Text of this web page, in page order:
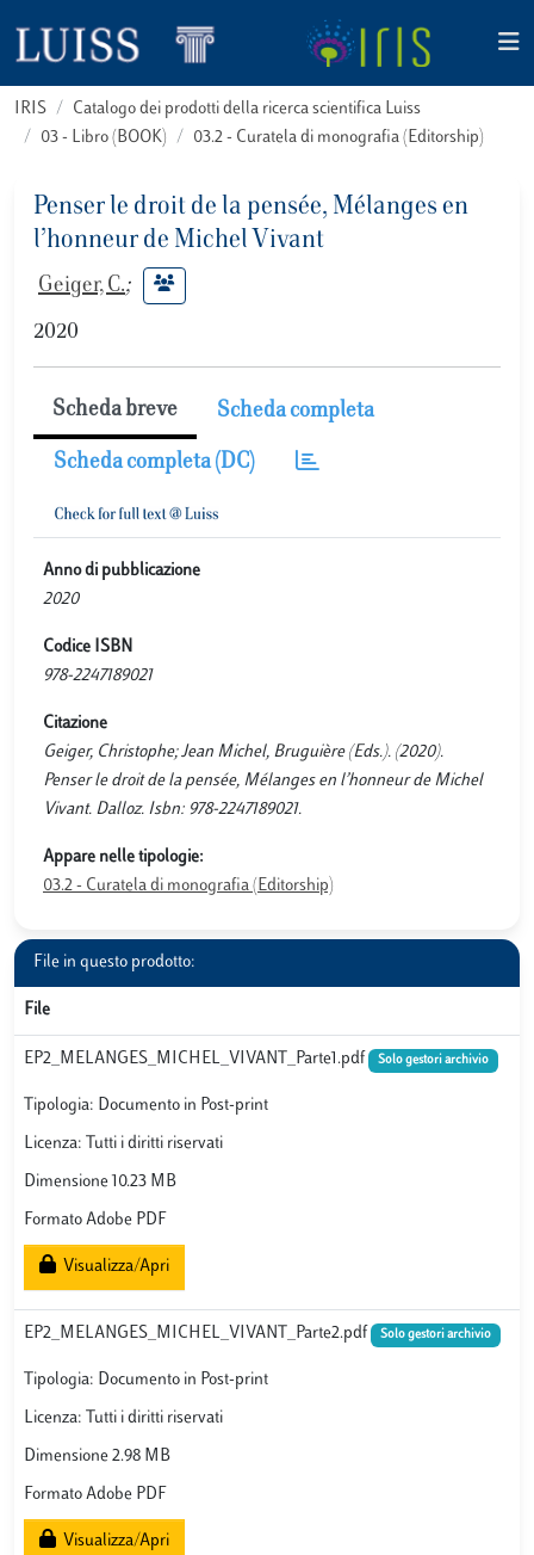
IRIS
Catalogo dei prodotti della ricerca scientifica Luiss
03 - Libro (BOOK)
03.2 - Curatela di monografia (Editorship)
Penser le droit de la pensée, Mélanges en
l’honneur de Michel Vivant
Geiger, C.;
2020
Scheda breve Scheda completa
Scheda completa (DC)
Anno di pubblicazione
2020
Codice ISBN
978-2247189021
Citazione
Geiger, Christophe; Jean Michel, Bruguière (Eds.). (2020).
Penser le droit de la pensée, Mélanges en l’honneur de Michel
Vivant. Dalloz. Isbn: 978-2247189021.
Appare nelle tipologie:
03.2 - Curatela di monografia (Editorship)
File in questo prodotto:
File
EP2_MELANGES_MICHEL_VIVANT_Parte1.pdf Solo gestori archivio
Tipologia: Documento in Post-print
Licenza: Tutti i diritti riservati
Dimensione 10.23 MB
Formato Adobe PDF
Visualizza/Apri
EP2_MELANGES_MICHEL_VIVANT_Parte2.pdf Solo gestori archivio
Tipologia: Documento in Post-print
Licenza: Tutti i diritti riservati
Dimensione 2.98 MB
Formato Adobe PDF
Visualizza/Apri